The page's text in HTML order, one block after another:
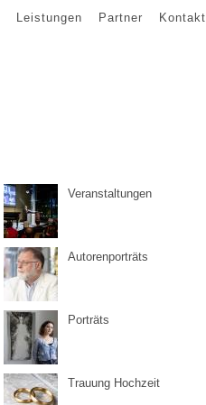
Leistungen Partner Kontakt
Veranstaltungen
Autorenporträts
Porträts
Trauung Hochzeit